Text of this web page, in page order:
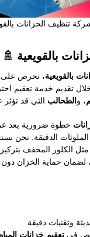
تنظيف الخزانات
بالقويعية
بالقويعية، نحرص على
خلال تقديم خدمة تعقيم
، و الطحالب التي قد
خطوة ضرورية بعد
الملوثات الدقيقة. نحن
مثل الكلور المخفف
لضمان حماية الخزان
وتقنيات دقيقة.
فيتعقيم خزانات